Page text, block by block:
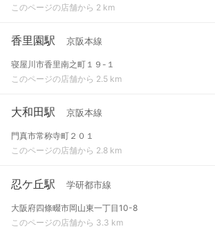
このページの店舗から 2 km
香里園駅 京阪本線
寝屋川市香里南之町１９-１
このページの店舗から 2.5 km
大和田駅 京阪本線
門真市常称寺町２０１
このページの店舗から 2.8 km
忍ケ丘駅 学研都市線
大阪府四條畷市岡山東一丁目10-8
このページの店舗から 3.3 km